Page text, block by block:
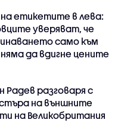
етикетите в лева:
уверяват, че
само към
да вдигне цените
Радев разговаря с
на външните
на Великобритания